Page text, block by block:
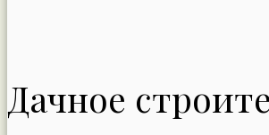
Дачное